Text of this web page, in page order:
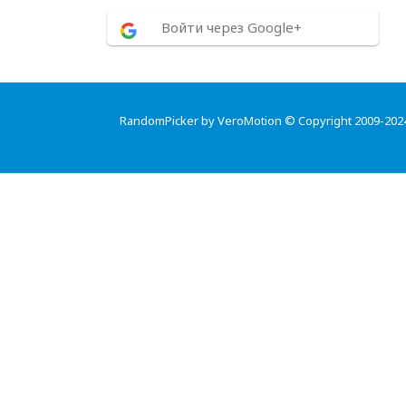
Войти через Google+
RandomPicker by VeroMotion © Copyright 2009-